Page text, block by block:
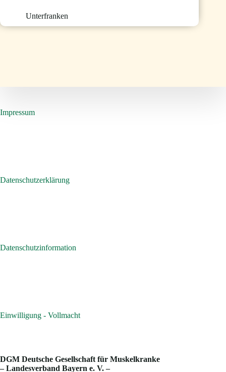
Unterfranken
Impressum
Datenschutzerklärung
Datenschutzinformation
Einwilligung - Vollmacht
DGM Deutsche Gesellschaft für Muskelkranke
– Landesverband Bayern e. V. –